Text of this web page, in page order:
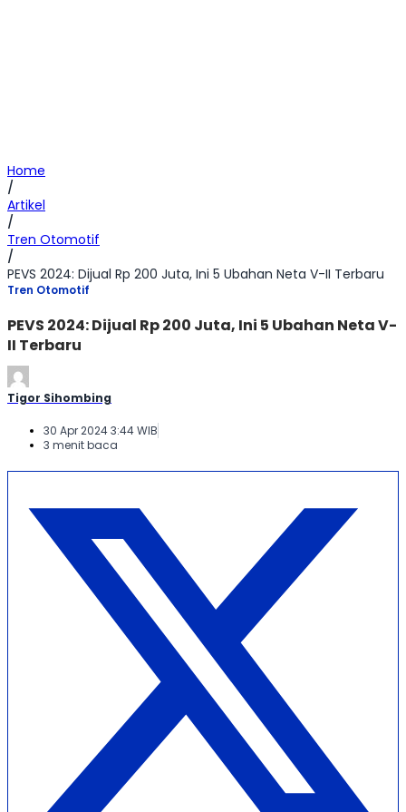
Home
/
Artikel
/
Tren Otomotif
/
PEVS 2024: Dijual Rp 200 Juta, Ini 5 Ubahan Neta V-II Terbaru
Tren Otomotif
PEVS 2024: Dijual Rp 200 Juta, Ini 5 Ubahan Neta V-
II Terbaru
Tigor Sihombing
30 Apr 2024 3:44 WIB
3 menit baca